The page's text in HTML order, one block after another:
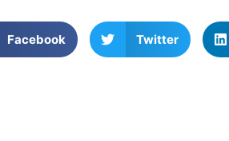
Facebook Twitter